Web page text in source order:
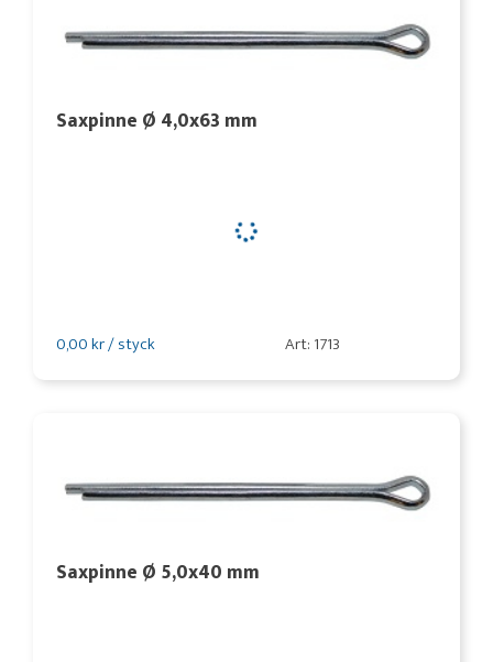
Saxpinne Ø 4,0x63 mm
0,00 kr / styck Art: 1713
Saxpinne Ø 5,0x40 mm